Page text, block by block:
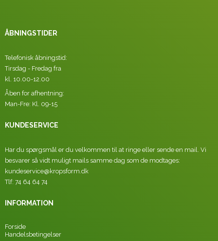
ÅBNINGSTIDER
Telefonisk åbningstid:
Tirsdag - Fredag fra
kl. 10.00-12.00
Åben for afhentning:
Man-Fre: Kl. 09-15
KUNDESERVICE
Har du spørgsmål er du velkommen til at ringe eller sende en mail. Vi
besvarer så vidt muligt mails samme dag som de modtages:
kundeservice@kropsform.dk
Tlf: 74 64 64 74
INFORMATION
Forside
Handelsbetingelser